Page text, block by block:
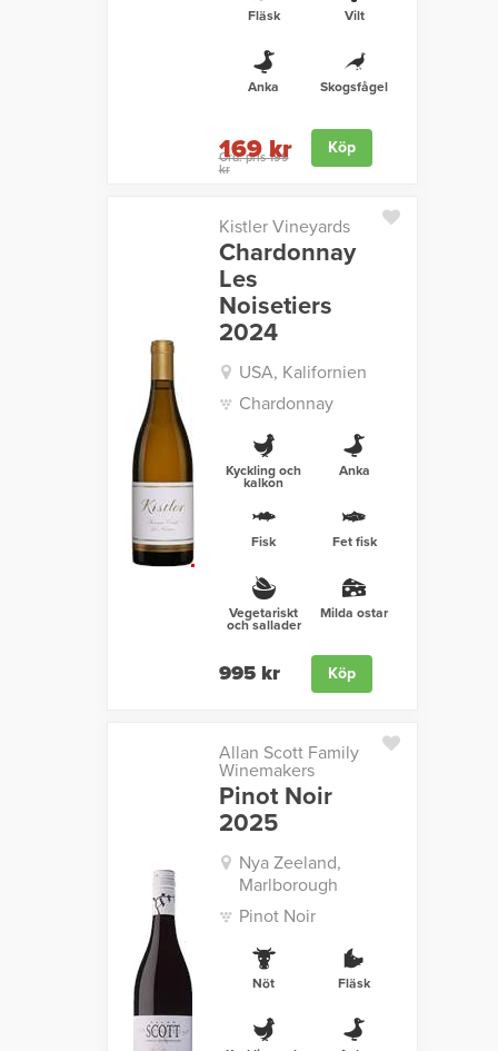
Fläsk Vilt
Anka Skogsfågel
Ord. pris 199
kr
169 kr Köp
Kistler Vineyards
Chardonnay
Les
Noisetiers
2024
USA, Kalifornien
Chardonnay
Kyckling och
kalkon
Anka
Fisk Fet fisk
Vegetariskt
och sallader
Milda ostar
995 kr Köp
Allan Scott Family
Winemakers
Pinot Noir
2025
Nya Zeeland,
Marlborough
Pinot Noir
Nöt Fläsk